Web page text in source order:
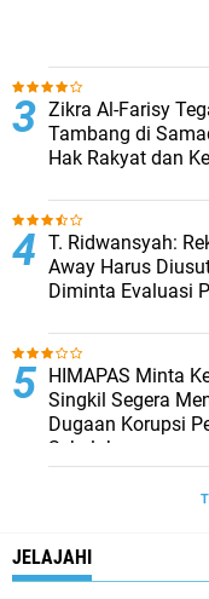
Zikra Al-Farisy
Tambang di
Hak Rakyat dan
T. Ridwansyah:
Away Harus
Diminta Evaluasi
HIMAPAS Minta
Singkil Segera
Dugaan Korupsi
Sekolah
JELAJAHI